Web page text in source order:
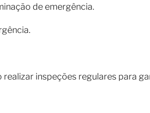
de emergência.
inspeções regulares para